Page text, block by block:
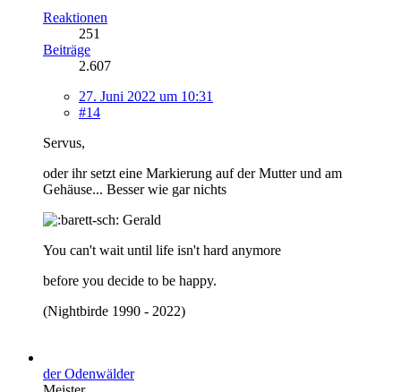
Reaktionen
251
Beiträge
2.607
27. Juni 2022 um 10:31
#14
Servus,
oder ihr setzt eine Markierung auf der Mutter und am
Gehäuse... Besser wie gar nichts
Gerald
You can't wait until life isn't hard anymore
before you decide to be happy.
(Nightbirde 1990 - 2022)
der Odenwälder